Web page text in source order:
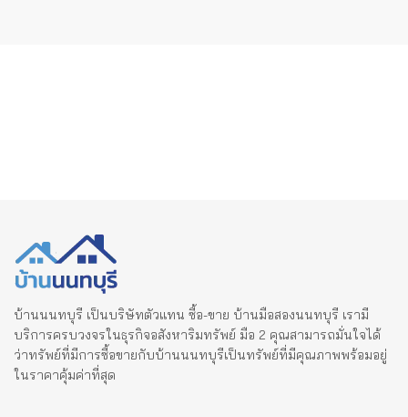
บ้านนนทบุรี เป็นบริษัทตัวแทน ซื้อ-ขาย บ้านมือสองนนทบุรี เรามี
บริการครบวงจรในธุรกิจอสังหาริมทรัพย์ มือ 2 คุณสามารถมั่นใจได้
ว่าทรัพย์ที่มีการซื้อขายกับบ้านนนทบุรีเป็นทรัพย์ที่มีคุณภาพพร้อมอยู่
ในราคาคุ้มค่าที่สุด